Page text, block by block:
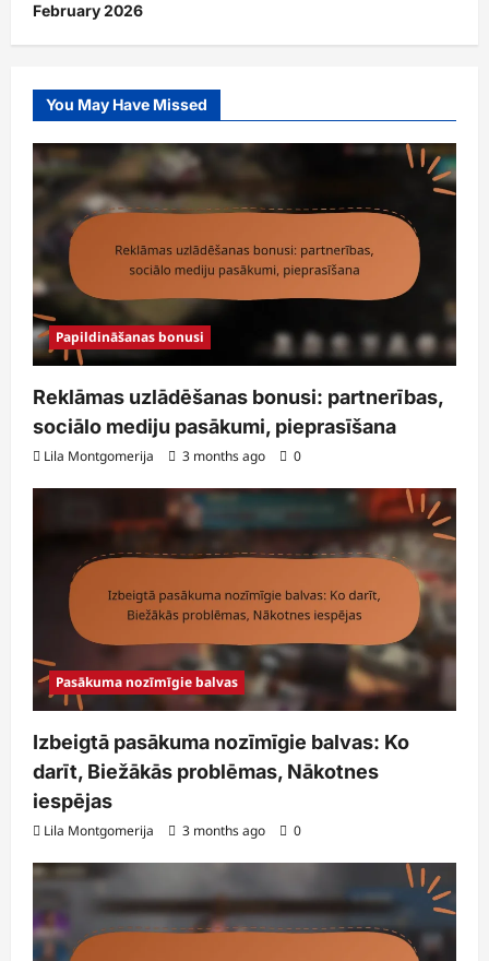
February 2026
You May Have Missed
Papildināšanas bonusi
Reklāmas uzlādēšanas bonusi: partnerības,
sociālo mediju pasākumi, pieprasīšana
Lila Montgomerija 3 months ago 0
Pasākuma nozīmīgie balvas
Izbeigtā pasākuma nozīmīgie balvas: Ko
darīt, Biežākās problēmas, Nākotnes
iespējas
Lila Montgomerija 3 months ago 0